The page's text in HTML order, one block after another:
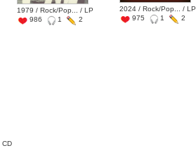
1979 / Rock/Pop... / LP
986
1 2
2024 / Rock/Pop... / LP
975
1 2
CD